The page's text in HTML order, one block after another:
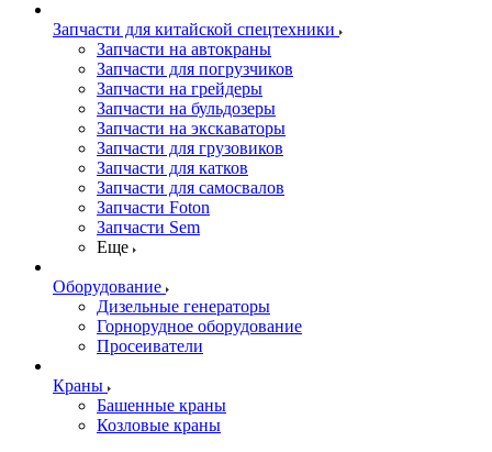
Запчасти для китайской спецтехники
Запчасти на автокраны
Запчасти для погрузчиков
Запчасти на грейдеры
Запчасти на бульдозеры
Запчасти на экскаваторы
Запчасти для грузовиков
Запчасти для катков
Запчасти для самосвалов
Запчасти Foton
Запчасти Sem
Еще
Оборудование
Дизельные генераторы
Горнорудное оборудование
Просеиватели
Краны
Башенные краны
Козловые краны